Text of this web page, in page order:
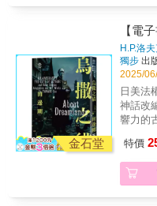
字》
會：欲
愛慾與
對世界
最危險
後所有
毒與水
現溺死
染黑，
本被
的火藥
神學辯
師事務
長、
爾狂
她筆下
學、卻
賞她細
字與令
雜精細
片「讓
備受爭
抑，
的筆
正凝視
被鄰人
笑、也
哀傷的
圖像的
與光。
漫畫的
人耳目
分，
欲罷不
師事務
看著
拿那
喚這些
泥土的
會不
華森從
名華爾
到西方
菇」訊
（
Sabina
風起雲
〈烏
之作，
書特色
始，以
洛夫克
的恐怖
可名狀
太空的
靈感來
的小
界觀創
特作品
金石堂
【電
H.P.洛
獨步 出
2025/
日美法
神話改
響力的
詮釋洛
往不可
裡有
特價